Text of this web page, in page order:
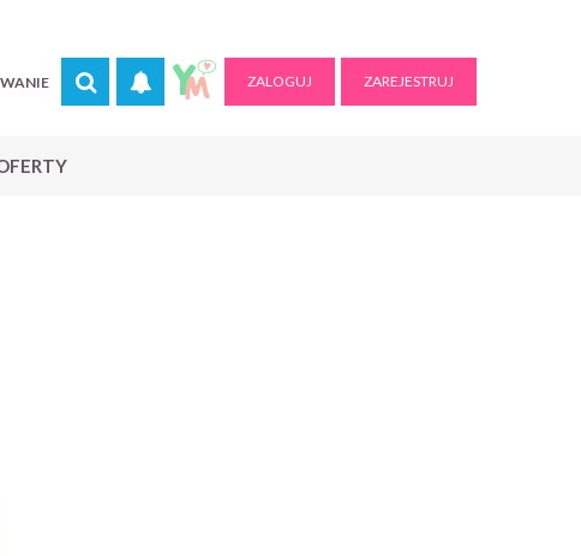
ZALOGUJ ZAREJESTRUJ